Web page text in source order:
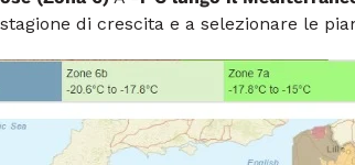
di crescita e a selezionare le